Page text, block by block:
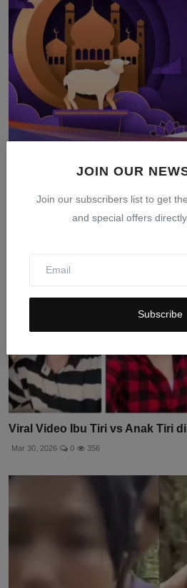
JOIN OUR
Join our subscribers list to get
and special offers
Subscribe
Tanggal Idul Adha 2026: Jadwal
Mar 24, 2026 0 405
Viral Video Ibu Tiri vs Anak Tiri
Mar 30, 2026 0 356